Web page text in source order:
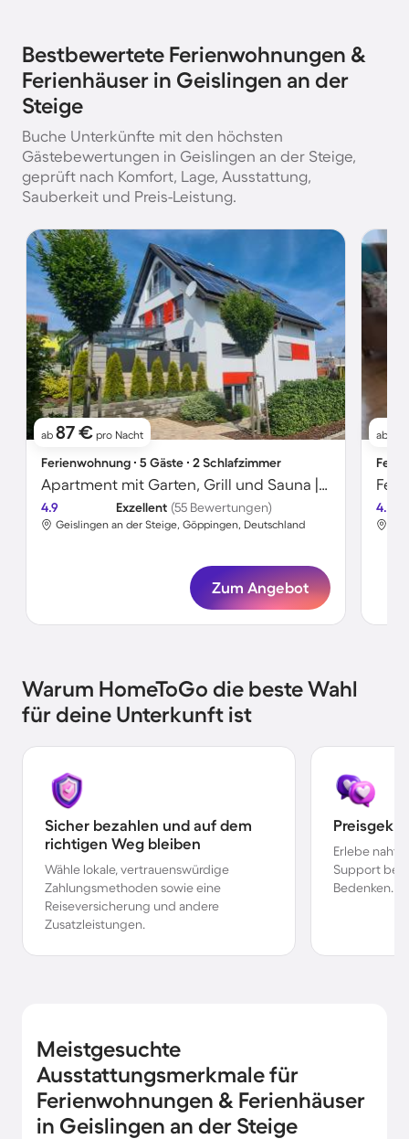
Bestbewertete Ferienwohnungen &
Ferienhäuser in Geislingen an der
Steige
Buche Unterkünfte mit den höchsten
Gästebewertungen in Geislingen an der Steige,
geprüft nach Komfort, Lage, Ausstattung,
Sauberkeit und Preis-Leistung.
ab 87 € pro Nacht
Ferienwohnung ∙ 5 Gäste ∙ 2 Schlafzimmer
Apartment mit Garten, Grill und Sauna | Bergblick | Perfekt für die Arbeit von Zuhause
4.9 Exzellent (55 Bewertungen)
Geislingen an der Steige, Göppingen, Deutschland
Zum Angebot
ab
4.8
Warum HomeToGo die beste Wahl
für deine Unterkunft ist
Sicher bezahlen und auf dem
richtigen Weg bleiben
Wähle lokale, vertrauenswürdige
Zahlungsmethoden sowie eine
Reiseversicherung und andere
Zusatzleistungen.
Erlebe
Support bei
Bedenken.
Meistgesuchte
Ausstattungsmerkmale für
Ferienwohnungen & Ferienhäuser
in Geislingen an der Steige